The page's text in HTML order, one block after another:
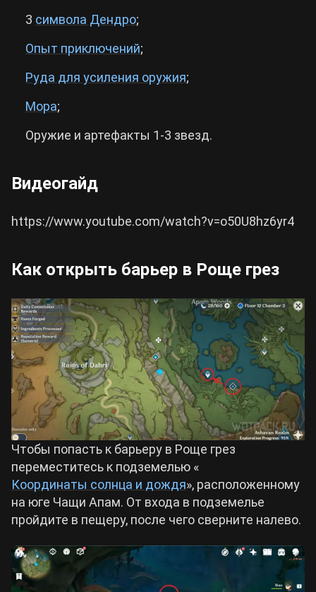
3 символа Дендро;
Опыт приключений;
Руда для усиления оружия;
Мора;
Оружие и артефакты 1-3 звезд.
Видеогайд
https://www.youtube.com/watch?v=o50U8hz6yr4
Как открыть барьер в Роще грез
Чтобы попасть к барьеру в Роще грез
переместитесь к подземелью «
Координаты солнца и дождя», расположенному
на юге Чащи Апам. От входа в подземелье
пройдите в пещеру, после чего сверните налево.